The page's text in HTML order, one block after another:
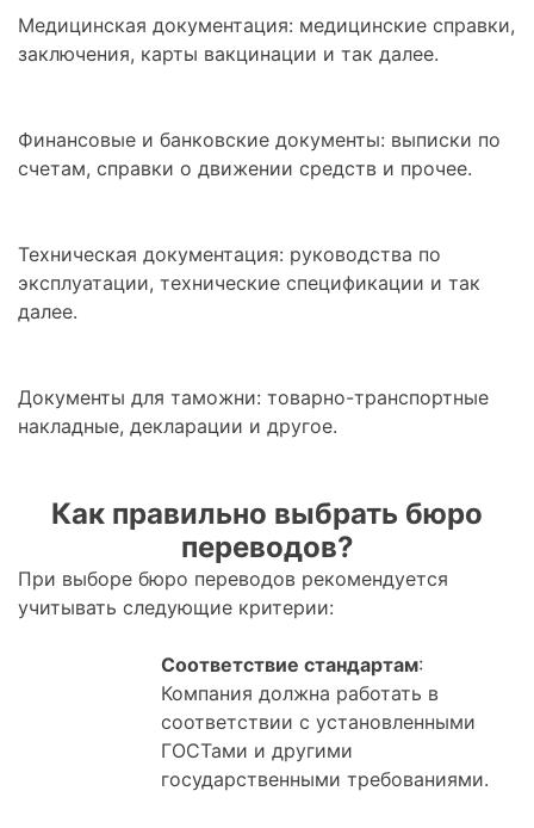
Медицинская документация: медицинские справки,
заключения, карты вакцинации и так далее.
Финансовые и банковские документы: выписки по
счетам, справки о движении средств и прочее.
Техническая документация: руководства по
эксплуатации, технические спецификации и так
далее.
Документы для таможни: товарно-транспортные
накладные, декларации и другое.
Как правильно выбрать бюро
переводов?
При выборе бюро переводов рекомендуется
учитывать следующие критерии:
Соответствие стандартам:
Компания должна работать в
соответствии с установленными
ГОСТами и другими
государственными требованиями.